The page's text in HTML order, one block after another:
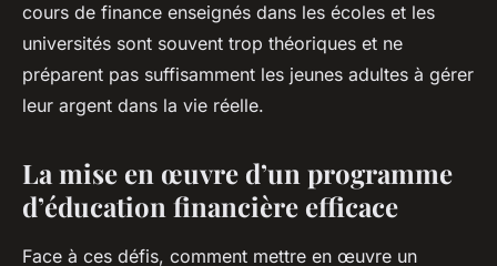
cours de finance enseignés dans les écoles et les
universités sont souvent trop théoriques et ne
préparent pas suffisamment les jeunes adultes à gérer
leur argent dans la vie réelle.
La mise en œuvre d’un programme
d’éducation financière efficace
Face à ces défis, comment mettre en œuvre un